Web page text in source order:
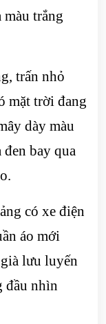
trắng
trấn nhỏ
mặt trời đang
dày màu
bay qua
có xe điện
áo mới
lưu luyến
đầu nhìn